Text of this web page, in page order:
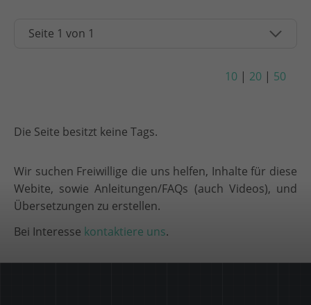
10 | 20 | 50
Die Seite besitzt keine Tags.
Wir suchen Freiwillige die uns helfen, Inhalte für diese
Webite, sowie Anleitungen/FAQs (auch Videos), und
Übersetzungen zu erstellen.
Bei Interesse kontaktiere uns.